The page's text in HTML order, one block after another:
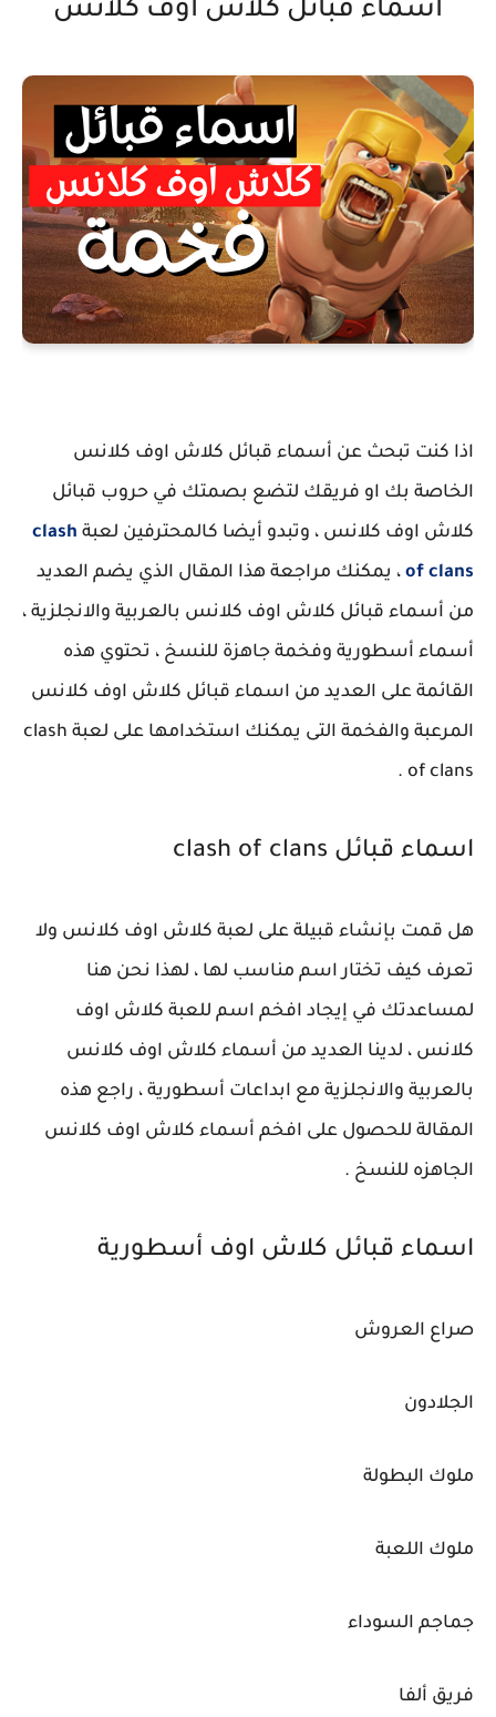
اسماء قبائل كلاش اوف كلانس
اذا كنت تبحث عن أسماء قبائل كلاش اوف كلانس
الخاصة بك او فريقك لتضع بصمتك في حروب قبائل
كلاش اوف كلانس ، وتبدو أيضا كالمحترفين لعبة clash
of clans ، يمكنك مراجعة هذا المقال الذي يضم العديد
من أسماء قبائل كلاش اوف كلانس بالعربية والانجلزية ،
أسماء أسطورية وفخمة جاهزة للنسخ ، تحتوي هذه
القائمة على العديد من اسماء قبائل كلاش اوف كلانس
المرعبة والفخمة التى يمكنك استخدامها على لعبة clash
of clans .
اسماء قبائل clash of clans
هل قمت بإنشاء قبيلة على لعبة كلاش اوف كلانس ولا
تعرف كيف تختار اسم مناسب لها ، لهذا نحن هنا
لمساعدتك في إيجاد افخم اسم للعبة كلاش اوف
كلانس ، لدينا العديد من أسماء كلاش اوف كلانس
بالعربية والانجلزية مع ابداعات أسطورية ، راجع هذه
المقالة للحصول على افخم أسماء كلاش اوف كلانس
الجاهزه للنسخ .
اسماء قبائل كلاش اوف أسطورية
صراع العروش
الجلادون
ملوك البطولة
ملوك اللعبة
جماجم السوداء
فريق ألفا